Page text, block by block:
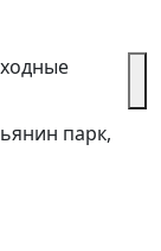
парк,